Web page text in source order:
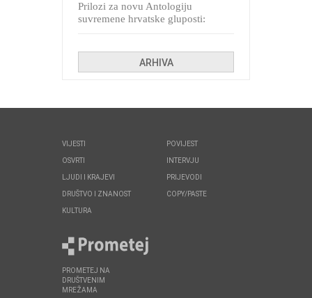
Prilozi za novu Antologiju
suvremene hrvatske gluposti:
ARHIVA
VIJESTI
OSVRTI
LJUDI I KRAJEVI
DRUŠTVO I ZNANOST
KULTURA
POVIJEST
INTERVJU
PRIJEVODI
COPY/PASTE
PROMETEJ NA
DRUŠTVENIM
MREŽAMA